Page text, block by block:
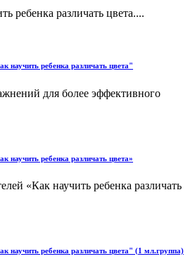
ребенка различать цвета....
научить ребенка различать цвета"
для более эффективного
научить ребенка различать цвета»
«Как научить ребенка различать
научить ребенка различать цвета" (1 мл.группа)